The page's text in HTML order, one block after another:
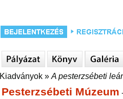
Kiadványok » A pesterzsébeti
Pesterzsébeti Múzeum